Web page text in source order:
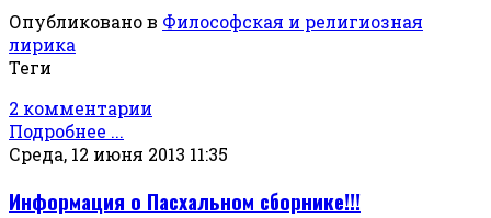
Опубликовано в Философская и религиозная
лирика
Теги
2 комментарии
Подробнее ...
Среда, 12 июня 2013 11:35
Информация о Пасхальном сборнике!!!